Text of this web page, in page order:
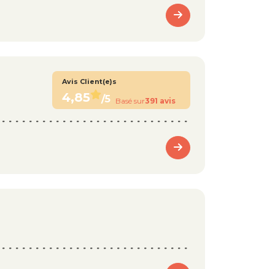
Avis Client(e)s
4,85 /5 Basé sur391 avis